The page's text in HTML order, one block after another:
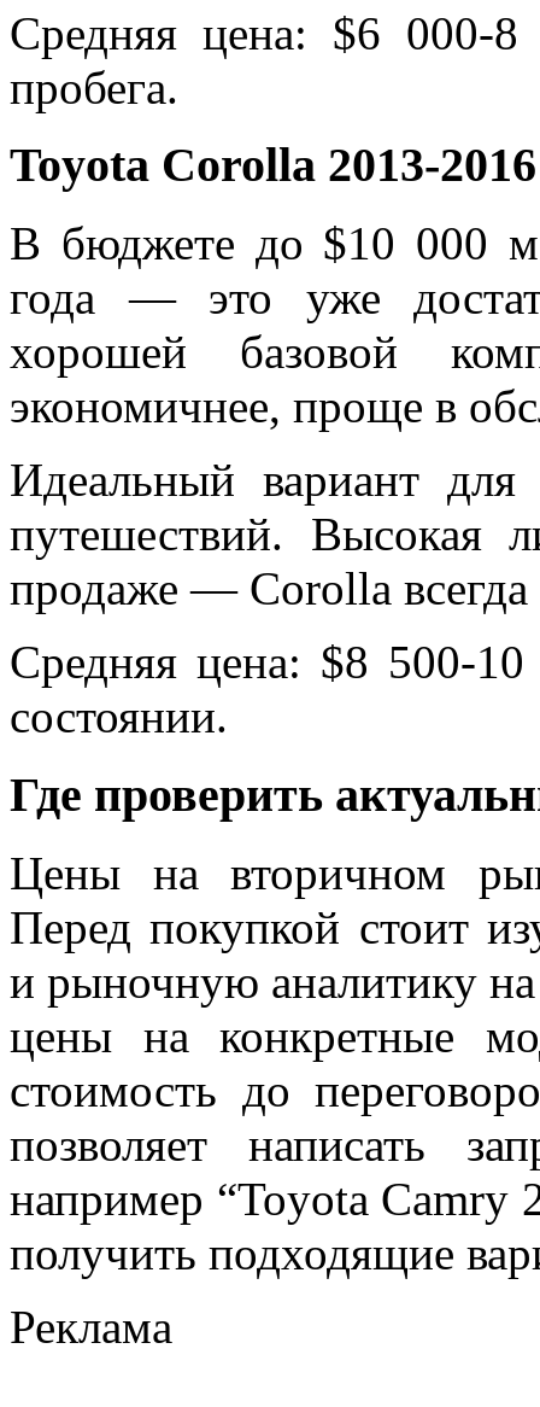
Средняя цена: $6 000-
пробега.
Toyota Corolla 2013-
В бюджете до $10 000
года — это уже
хорошей базовой
экономичнее, проще в
Идеальный вариант
путешествий. Высокая
продаже — Corolla всегда
Средняя цена: $8 500-
состоянии.
Где проверить
Цены на вторичном
Перед покупкой стоит
и рыночную аналитику
цены на конкретные
стоимость до
позволяет написать
например “Toyota Camry
получить подходящие
Реклама